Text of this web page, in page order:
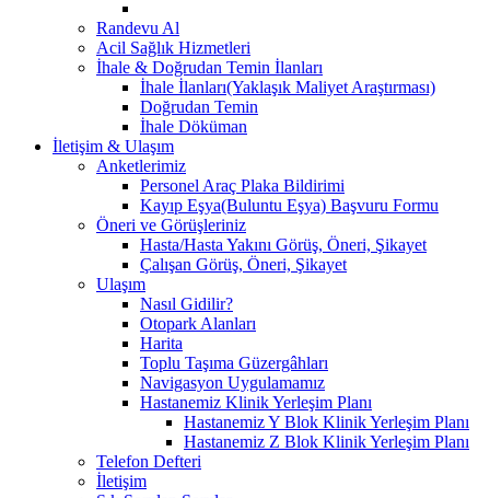
Randevu Al
Acil Sağlık Hizmetleri
İhale & Doğrudan Temin İlanları
İhale İlanları(Yaklaşık Maliyet Araştırması)
Doğrudan Temin
İhale Döküman
İletişim & Ulaşım
Anketlerimiz
Personel Araç Plaka Bildirimi
Kayıp Eşya(Buluntu Eşya) Başvuru Formu
Öneri ve Görüşleriniz
Hasta/Hasta Yakını Görüş, Öneri, Şikayet
Çalışan Görüş, Öneri, Şikayet
Ulaşım
Nasıl Gidilir?
Otopark Alanları
Harita
Toplu Taşıma Güzergâhları
Navigasyon Uygulamamız
Hastanemiz Klinik Yerleşim Planı
Hastanemiz Y Blok Klinik Yerleşim Planı
Hastanemiz Z Blok Klinik Yerleşim Planı
Telefon Defteri
İletişim